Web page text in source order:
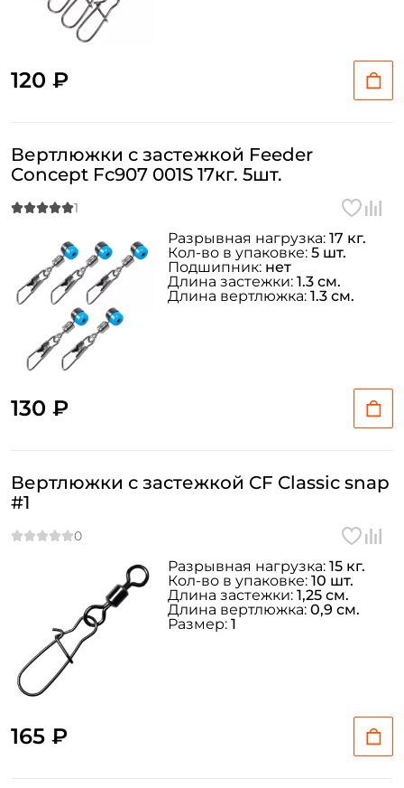
120 ₽
Вертлюжки с застежкой Feeder
Concept Fc907 001S 17кг. 5шт.
130 ₽
Разрывная нагрузка: 17 кг.
Кол-во в упаковке: 5 шт.
Подшипник: нет
Длина застежки: 1.3 см.
Длина вертлюжка: 1.3 см.
Вертлюжки с застежкой CF Classic snap
#1
165 ₽
Разрывная нагрузка: 15 кг.
Кол-во в упаковке: 10 шт.
Длина застежки: 1,25 см.
Длина вертлюжка: 0,9 см.
Размер: 1